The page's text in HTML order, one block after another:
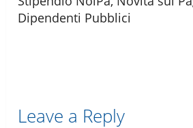
Dipendenti Pubblici
Leave a Reply